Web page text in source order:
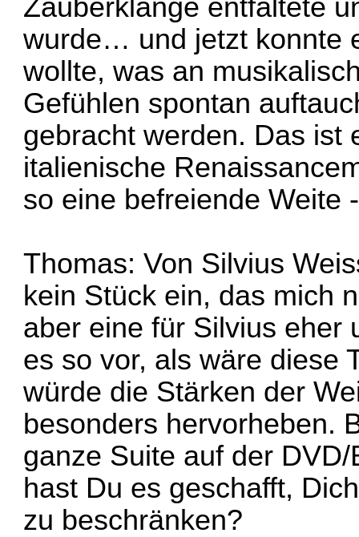
Zauberklänge entfaltete
wurde… und jetzt konnte
wollte, was an
Gefühlen spontan
gebracht werden. Das ist
italienische
so eine befreiende Weite
Thomas: Von Silvius
kein Stück ein, das mich
aber eine für Silvius eher
es so vor, als wäre diese
würde die Stärken der
besonders hervorheben.
ganze Suite auf der
hast Du es geschafft,
zu beschränken?